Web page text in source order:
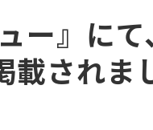
ー』に
されま